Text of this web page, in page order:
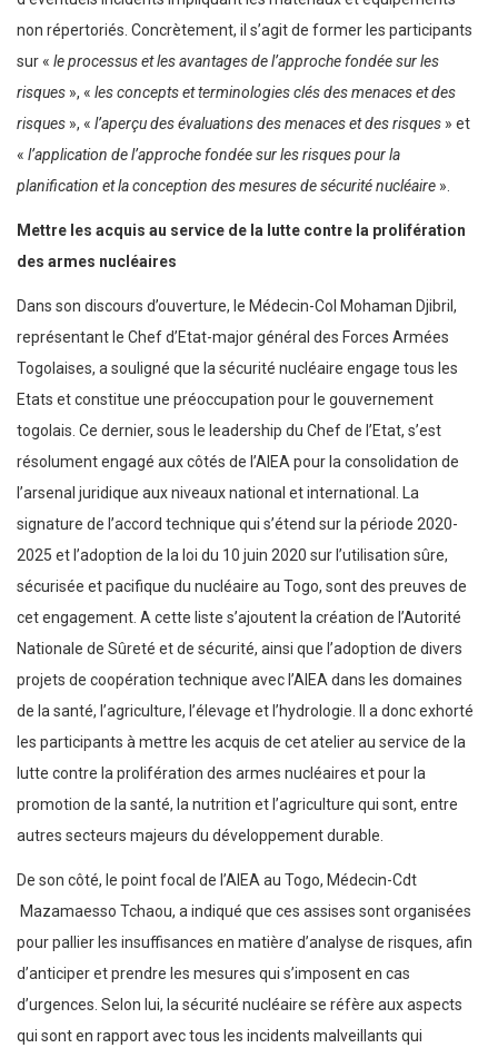
non répertoriés. Concrètement, il s’agit de former les participants
sur « le processus et les avantages de l’approche fondée sur les
risques », « les concepts et terminologies clés des menaces et des
risques », « l’aperçu des évaluations des menaces et des risques » et
« l’application de l’approche fondée sur les risques pour la
planification et la conception des mesures de sécurité nucléaire ».
Mettre les acquis au service de la lutte contre la prolifération
des armes nucléaires
Dans son discours d’ouverture, le Médecin-Col Mohaman Djibril,
représentant le Chef d’Etat-major général des Forces Armées
Togolaises, a souligné que la sécurité nucléaire engage tous les
Etats et constitue une préoccupation pour le gouvernement
togolais. Ce dernier, sous le leadership du Chef de l’Etat, s’est
résolument engagé aux côtés de l’AIEA pour la consolidation de
l’arsenal juridique aux niveaux national et international. La
signature de l’accord technique qui s’étend sur la période 2020-
2025 et l’adoption de la loi du 10 juin 2020 sur l’utilisation sûre,
sécurisée et pacifique du nucléaire au Togo, sont des preuves de
cet engagement. A cette liste s’ajoutent la création de l’Autorité
Nationale de Sûreté et de sécurité, ainsi que l’adoption de divers
projets de coopération technique avec l’AIEA dans les domaines
de la santé, l’agriculture, l’élevage et l’hydrologie. Il a donc exhorté
les participants à mettre les acquis de cet atelier au service de la
lutte contre la prolifération des armes nucléaires et pour la
promotion de la santé, la nutrition et l’agriculture qui sont, entre
autres secteurs majeurs du développement durable.
De son côté, le point focal de l’AIEA au Togo, Médecin-Cdt
Mazamaesso Tchaou, a indiqué que ces assises sont organisées
pour pallier les insuffisances en matière d’analyse de risques, afin
d’anticiper et prendre les mesures qui s’imposent en cas
d’urgences. Selon lui, la sécurité nucléaire se réfère aux aspects
qui sont en rapport avec tous les incidents malveillants qui